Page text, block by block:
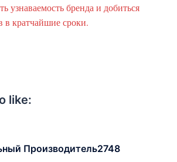
узнаваемость бренда и добиться
в кратчайшие сроки.
like:
Производитель2748